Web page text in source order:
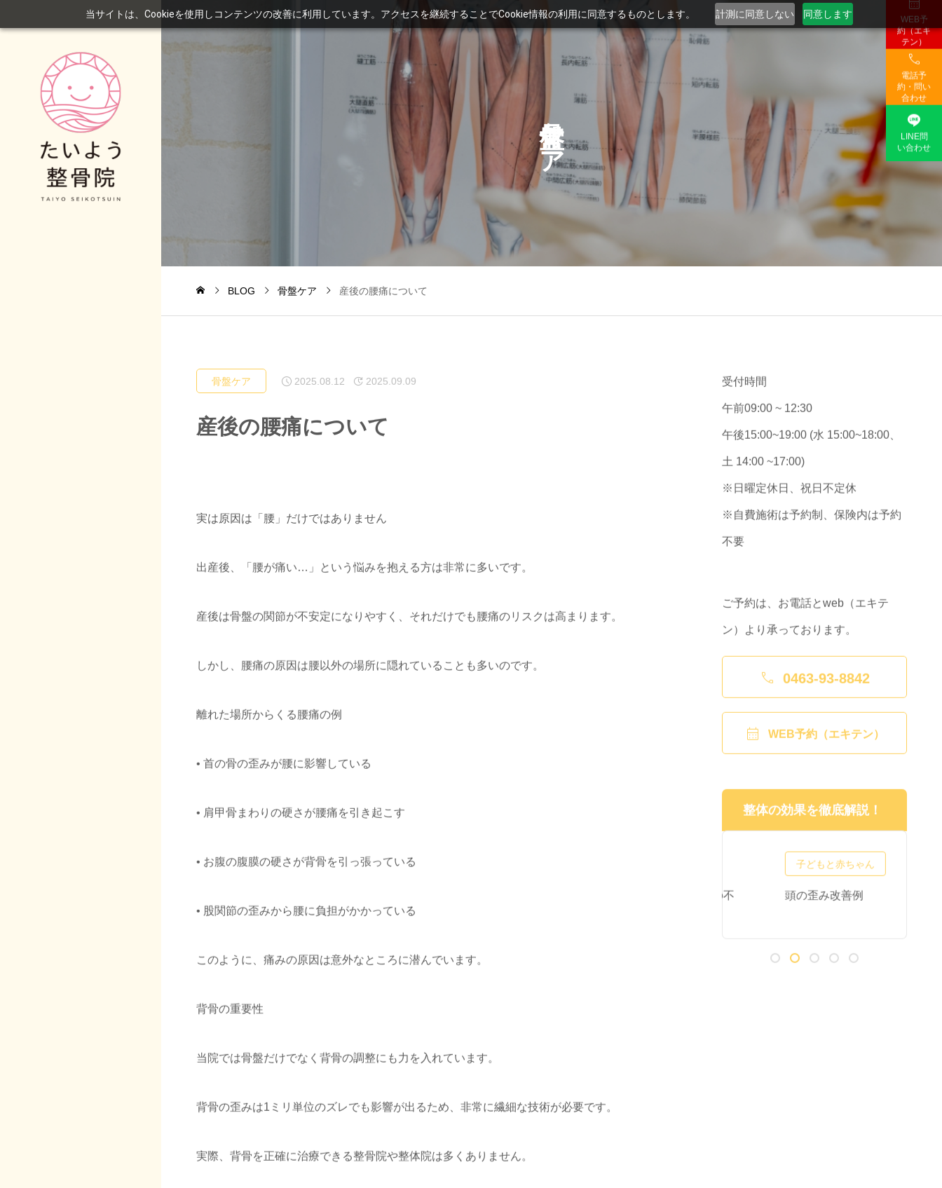
当サイトは、Cookieを使用しコンテンツの改善に利用しています。アクセスを継続することでCookie情報の利用に同意するものとします。 計測に同意しない 同意します 
WEB予
約（エキ
テン）

電話予
約・問い
合わせ

LINE問
い合わせ
ケ
ア
BLOG 骨盤ケア 産後の腰痛について
骨盤ケア 2025.08.12 2025.09.09
産後の腰痛について
実は原因は「腰」だけではありません
出産後、「腰が痛い…」という悩みを抱える方は非常に多いです。
産後は骨盤の関節が不安定になりやすく、それだけでも腰痛のリスクは高まります。
しかし、腰痛の原因は腰以外の場所に隠れていることも多いのです。
離れた場所からくる腰痛の例
• 首の骨の歪みが腰に影響している
• 肩甲骨まわりの硬さが腰痛を引き起こす
• お腹の腹膜の硬さが背骨を引っ張っている
• 股関節の歪みから腰に負担がかかっている
このように、痛みの原因は意外なところに潜んでいます。
背骨の重要性
当院では骨盤だけでなく背骨の調整にも力を入れています。
背骨の歪みは1ミリ単位のズレでも影響が出るため、非常に繊細な技術が必要です。
実際、背骨を正確に治療できる整骨院や整体院は多くありません。
受付時間
午前09:00 ~ 12:30
午後15:00~19:00 (水 15:00~18:00、
土 14:00 ~17:00)
※日曜定休日、祝日不定休
※自費施術は予約制、保険内は予約
不要
ご予約は、お電話とweb（エキテ
ン）より承っております。
 0463-93-8842
 WEB予約（エキテン）
整体の効果を徹底解説！
子どもと赤ちゃん
頭の歪み改善例